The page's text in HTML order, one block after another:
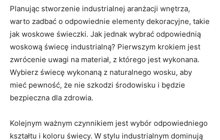
Planując stworzenie industrialnej aranżacji wnętrza,
warto⁣ zadbać o odpowiednie elementy dekoracyjne, takie
jak woskowe świeczki. Jak jednak wybrać odpowiednią
woskową ⁣świecę industrialną? Pierwszym krokiem jest
zwrócenie uwagi ⁢na materiał, z którego jest ​wykonana.
Wybierz świecę wykonaną z naturalnego wosku, aby
mieć pewność, że nie ⁢szkodzi środowisku i będzie
bezpieczna dla zdrowia.
Kolejnym ważnym czynnikiem jest⁣ wybór ‍odpowiedniego
kształtu i koloru świecy. W stylu​ industrialnym⁣ dominują